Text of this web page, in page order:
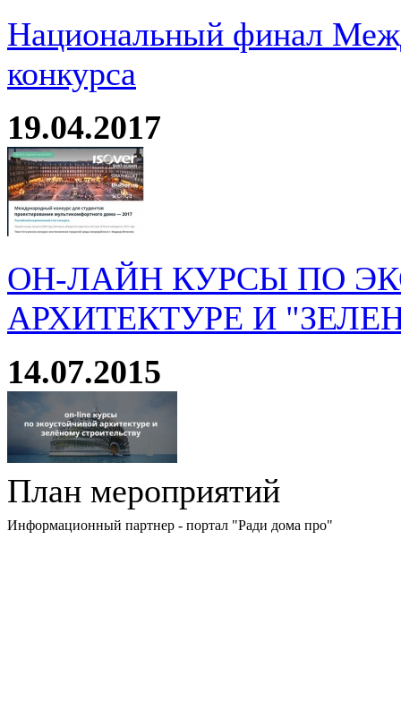
Национальный финал
конкурса
19.04.2017
ОН-ЛАЙН КУРСЫ ПО
АРХИТЕКТУРЕ И
14.07.2015
План мероприятий
Информационный партнер - портал "Ради дома про"